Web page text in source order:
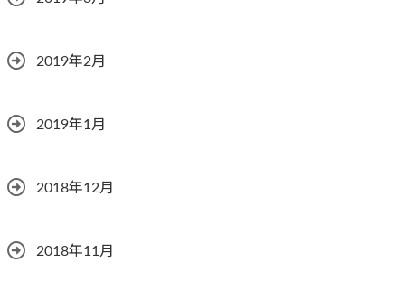
2019年2月
2019年1月
2018年12月
2018年11月